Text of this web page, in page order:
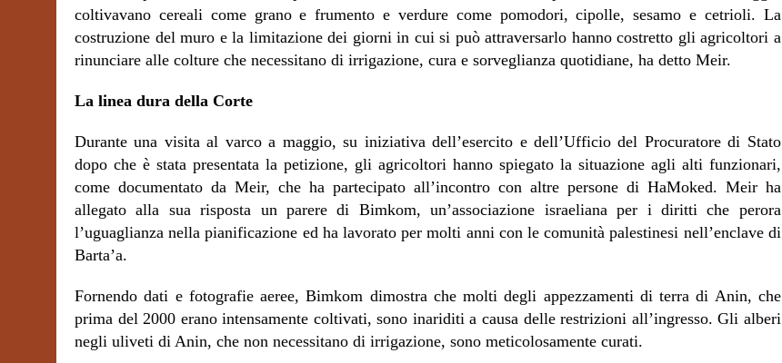
coltivavano cereali come grano e frumento e verdure come pomodori, cipolle, sesamo e cetrioli. La
costruzione del muro e la limitazione dei giorni in cui si può attraversarlo hanno costretto gli agricoltori a
rinunciare alle colture che necessitano di irrigazione, cura e sorveglianza quotidiane, ha detto Meir.
La linea dura della Corte
Durante una visita al varco a maggio, su iniziativa dell’esercito e dell’Ufficio del Procuratore di Stato
dopo che è stata presentata la petizione, gli agricoltori hanno spiegato la situazione agli alti funzionari,
come documentato da Meir, che ha partecipato all’incontro con altre persone di HaMoked. Meir ha
allegato alla sua risposta un parere di Bimkom, un’associazione israeliana per i diritti che perora
l’uguaglianza nella pianificazione ed ha lavorato per molti anni con le comunità palestinesi nell’enclave di
Barta’a.
Fornendo dati e fotografie aeree, Bimkom dimostra che molti degli appezzamenti di terra di Anin, che
prima del 2000 erano intensamente coltivati, sono inariditi a causa delle restrizioni all’ingresso. Gli alberi
negli uliveti di Anin, che non necessitano di irrigazione, sono meticolosamente curati.